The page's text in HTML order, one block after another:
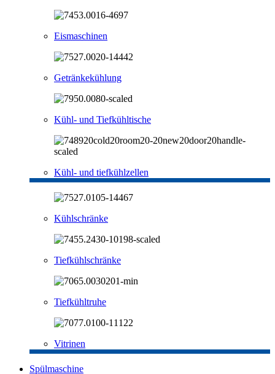
Eismaschinen
Getränkekühlung
Kühl- und Tiefkühltische
Kühl- und tiefkühlzellen
Kühlschränke
Tiefkühlschränke
Tiefkühltruhe
Vitrinen
Spülmaschine